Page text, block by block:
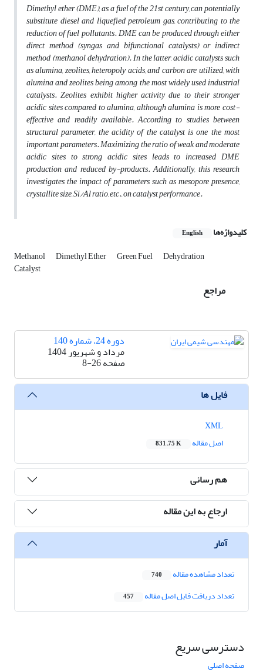
Dimethyl ether (DME), as a fuel of the 21st century, can potentially
substitute diesel and liquefied petroleum gas, contributing to the
reduction of fuel pollutants. DME can be produced through either
direct method (syngas and bifunctional catalysts) or indirect
method (methanol dehydration). In the latter, acidic catalysts such
as alumina, zeolites, heteropoly acids, and carbon are utilized, with
alumina and zeolites being among the most widely used industrial
catalysts. Zeolites exhibit higher activity due to their stronger
acidic sites compared to alumina, although alumina is more cost-
effective and readily available. According to studies between
structural parameter, the acidity of the catalyst is one the most
important parameters. Maximizing the ratio of weak and moderate
acidic sites to strong acidic sites leads to increased DME
production and reduced by-products. Additionally, this research
investigates the impact of parameters such as mesopore presence,
crystallite size, Si/Al ratio, etc., on catalyst performance.
کلیدواژه‌ها English
Methanol Dimethyl Ether Green Fuel Dehydration
Catalyst
مراجع
دوره 24، شماره 140
مرداد و شهریور 1404
صفحه8-26
فایل ها
اصل مقاله
831.75 K
هم رسانی
ارجاع به این مقاله
آمار
تعداد مشاهده مقاله 740
تعداد دریافت فایل اصل مقاله 457
دسترسی سریع
صفحه اصلی